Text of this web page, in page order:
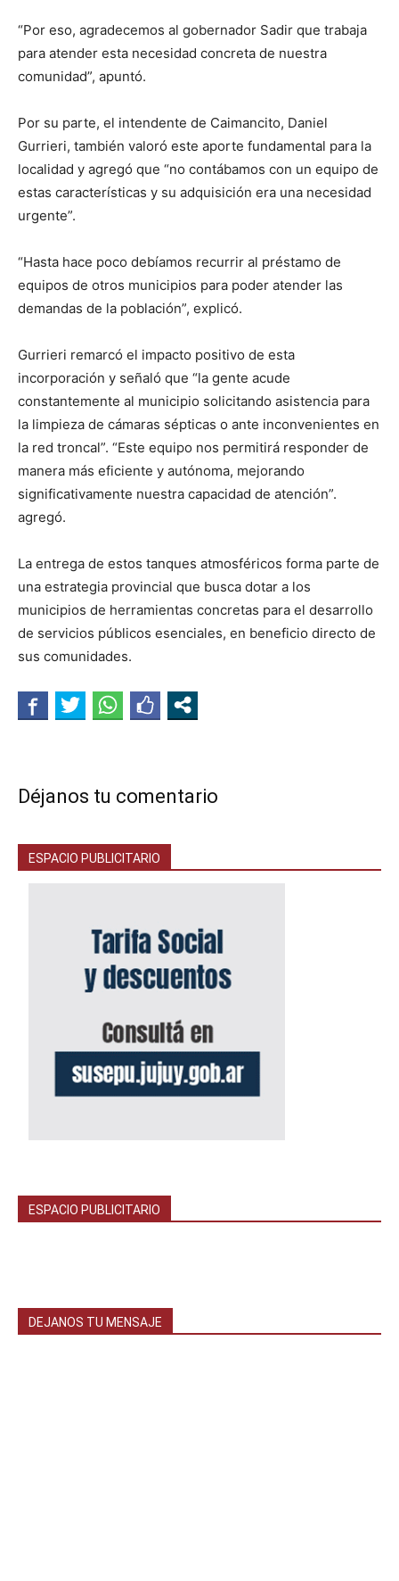
“Por eso, agradecemos al gobernador Sadir que trabaja
para atender esta necesidad concreta de nuestra
comunidad”, apuntó.
Por su parte, el intendente de Caimancito, Daniel
Gurrieri, también valoró este aporte fundamental para la
localidad y agregó que “no contábamos con un equipo de
estas características y su adquisición era una necesidad
urgente”.
“Hasta hace poco debíamos recurrir al préstamo de
equipos de otros municipios para poder atender las
demandas de la población”, explicó.
Gurrieri remarcó el impacto positivo de esta
incorporación y señaló que “la gente acude
constantemente al municipio solicitando asistencia para
la limpieza de cámaras sépticas o ante inconvenientes en
la red troncal”. “Este equipo nos permitirá responder de
manera más eficiente y autónoma, mejorando
significativamente nuestra capacidad de atención”.
agregó.
La entrega de estos tanques atmosféricos forma parte de
una estrategia provincial que busca dotar a los
municipios de herramientas concretas para el desarrollo
de servicios públicos esenciales, en beneficio directo de
sus comunidades.
Déjanos tu comentario
ESPACIO PUBLICITARIO
ESPACIO PUBLICITARIO
DEJANOS TU MENSAJE